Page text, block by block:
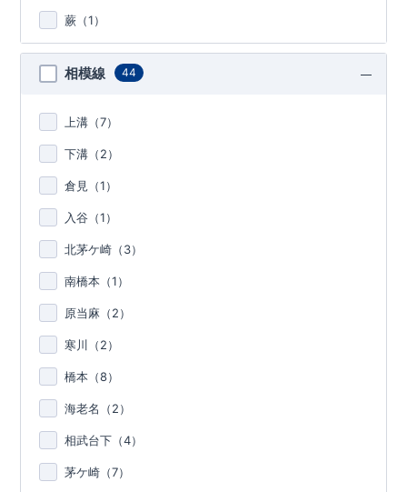
蕨（1）
相模線 44
上溝（7）
下溝（2）
倉見（1）
入谷（1）
北茅ケ崎（3）
南橋本（1）
原当麻（2）
寒川（2）
橋本（8）
海老名（2）
相武台下（4）
茅ケ崎（7）